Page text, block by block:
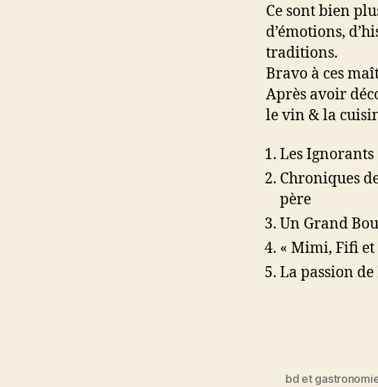
Ce sont bien
d’émotions,
traditions.
Bravo à ces
Après avoir
le vin & la
Les Ignorants
Chroniques
père
Un Grand
« Mimi, Fifi
La passion
bd et